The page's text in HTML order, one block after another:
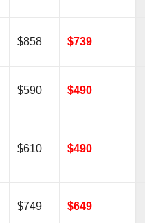
$858 $739
$590 $490
$610 $490
$749 $649